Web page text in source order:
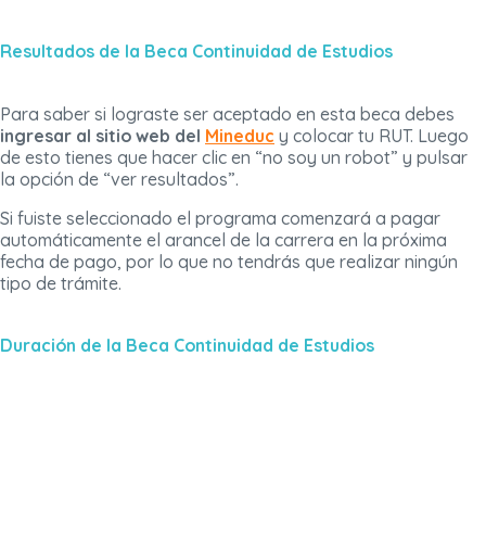
Resultados de la Beca Continuidad de Estudios
Para saber si lograste ser aceptado en esta beca debes
ingresar al sitio web del Mineduc y colocar tu RUT. Luego
de esto tienes que hacer clic en “no soy un robot” y pulsar
la opción de “ver resultados”.
Si fuiste seleccionado el programa comenzará a pagar
automáticamente el arancel de la carrera en la próxima
fecha de pago, por lo que no tendrás que realizar ningún
tipo de trámite.
Duración de la Beca Continuidad de Estudios